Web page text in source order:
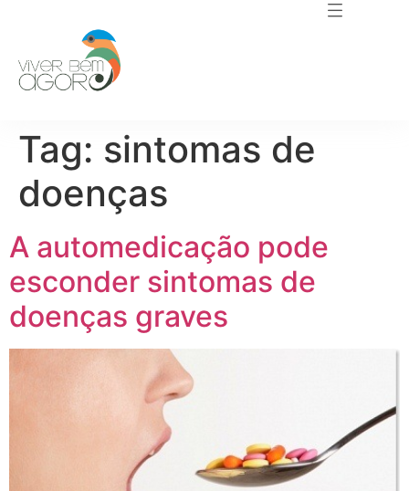
Tag: sintomas de
doenças
A automedicação pode
esconder sintomas de
doenças graves